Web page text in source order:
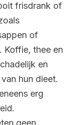
frisdrank of
of
Koffie, thee en
en
hun dieet.
erg
geen